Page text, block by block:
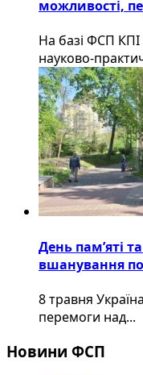
можливості,
На базі ФСП КПІ
науково-
День пам’яті
вшанування
8 травня
перемоги над...
Новини ФСП